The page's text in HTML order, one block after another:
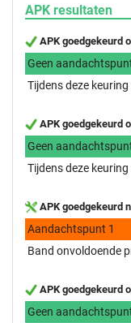
APK resultaten
APK goedgekeurd
Geen
Tijdens deze
APK goedgekeurd
Geen
Tijdens deze
APK goedgekeurd
Aandachtspunt 1
Band onvoldoende
APK goedgekeurd
Geen